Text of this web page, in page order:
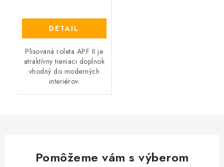
DETAIL
Plisovaná roleta APF II je
atraktívny tieniaci doplnok
vhodný do moderných
interiérov.
Pomôžeme vám s výberom